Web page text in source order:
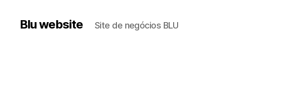
Blu website Site de negócios BLU